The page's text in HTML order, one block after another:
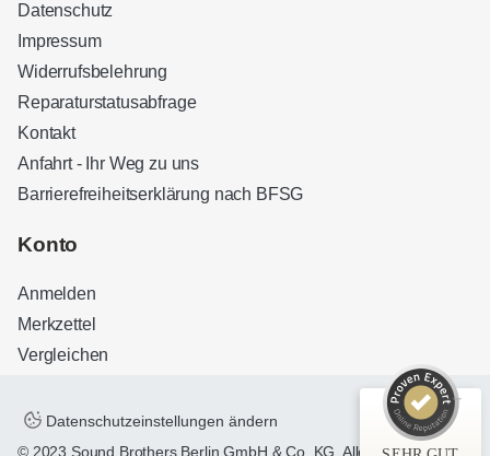
Datenschutz
Impressum
Widerrufsbelehrung
Reparaturstatusabfrage
Kontakt
Anfahrt - Ihr Weg zu uns
Barrierefreiheitserklärung nach BFSG
Konto
Anmelden
Merkzettel
Vergleichen
Datenschutzeinstellungen ändern
© 2023 Sound Brothers Berlin GmbH & Co. KG. Alle Rechte
Kundenbewertungen und Erfahrungen zu
32
Bewertungen auf
ProvenExpert.com